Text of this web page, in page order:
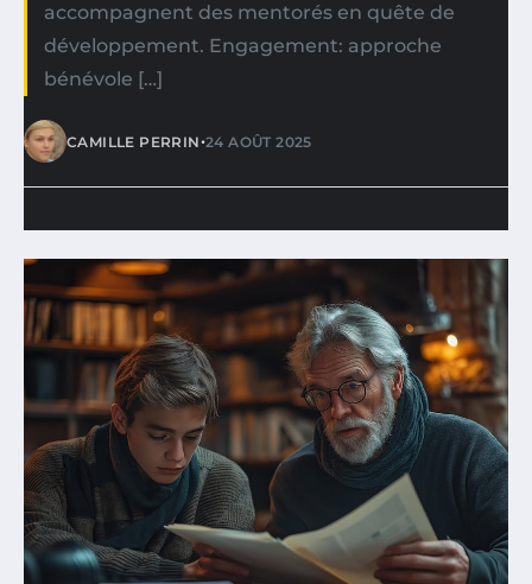
accompagnent des mentorés en quête de
développement. Engagement: approche
bénévole […]
CAMILLE PERRIN•24 AOÛT 2025